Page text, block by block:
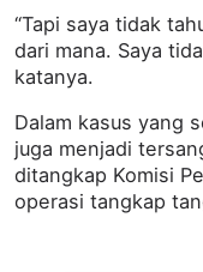
“Tapi saya tidak
dari mana. Saya
katanya.
Dalam kasus yang
juga menjadi
ditangkap Komisi
operasi tangkap